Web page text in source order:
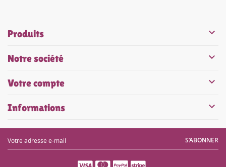
Produits 
Notre société 
Votre compte 
Informations 
S’ABONNER